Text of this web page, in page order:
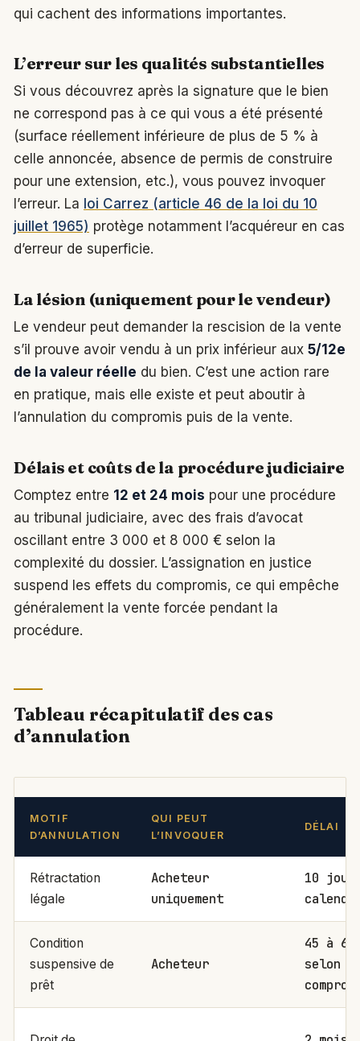
qui cachent des informations importantes.
L’erreur sur les qualités substantielles
Si vous découvrez après la signature que le bien
ne correspond pas à ce qui vous a été présenté
(surface réellement inférieure de plus de 5 % à
celle annoncée, absence de permis de construire
pour une extension, etc.), vous pouvez invoquer
l’erreur. La loi Carrez (article 46 de la loi du 10
juillet 1965) protège notamment l’acquéreur en cas
d’erreur de superficie.
La lésion (uniquement pour le vendeur)
Le vendeur peut demander la rescision de la vente
s’il prouve avoir vendu à un prix inférieur aux 5/12e
de la valeur réelle du bien. C’est une action rare
en pratique, mais elle existe et peut aboutir à
l’annulation du compromis puis de la vente.
Délais et coûts de la procédure judiciaire
Comptez entre 12 et 24 mois pour une procédure
au tribunal judiciaire, avec des frais d’avocat
oscillant entre 3 000 et 8 000 € selon la
complexité du dossier. L’assignation en justice
suspend les effets du compromis, ce qui empêche
généralement la vente forcée pendant la
procédure.
Tableau récapitulatif des cas
d’annulation
MOTIF
D’ANNULATION
QUI PEUT
L’INVOQUER
DÉLAI
Rétractation
légale
Acheteur
uniquement
10
Condition
suspensive de
prêt
Acheteur
45 à
selon